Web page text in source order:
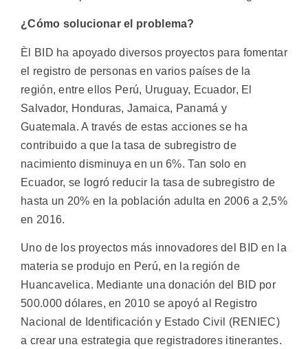
¿Cómo solucionar el problema?
Èl BID ha apoyado diversos proyectos para fomentar
el registro de personas en varios países de la
región, entre ellos Perú, Uruguay, Ecuador, El
Salvador, Honduras, Jamaica, Panamá y
Guatemala. A través de estas acciones se ha
contribuido a que la tasa de subregistro de
nacimiento disminuya en un 6%. Tan solo en
Ecuador, se logró reducir la tasa de subregistro de
hasta un 20% en la población adulta en 2006 a 2,5%
en 2016.
Uno de los proyectos más innovadores del BID en la
materia se produjo en Perú, en la región de
Huancavelica. Mediante una donación del BID por
500.000 dólares, en 2010 se apoyó al Registro
Nacional de Identificación y Estado Civil (RENIEC)
a crear una estrategia que registradores itinerantes.